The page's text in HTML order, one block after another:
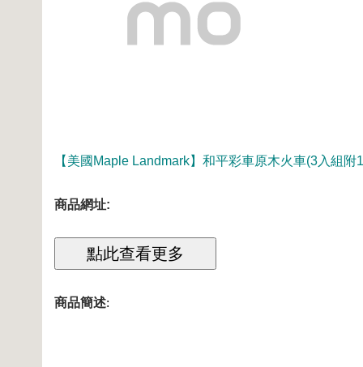
【美國Maple Landmark】和平彩車原木火車(3入組附
商品網址:
商品簡述: